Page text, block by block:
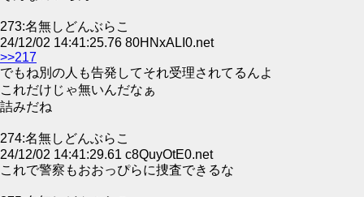
273:名無しどんぶらこ
24/12/02 14:41:25.76 80HNxALI0.net
>>217
でもね別の人も告発してそれ受理されてるんよ
これだけじゃ無いんだなぁ
詰みだね
274:名無しどんぶらこ
24/12/02 14:41:29.61 c8QuyOtE0.net
これで警察もおおっぴらに捜査できるな